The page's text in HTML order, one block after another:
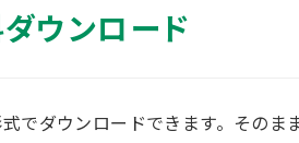
ウンロード
でダウンロードできます。その